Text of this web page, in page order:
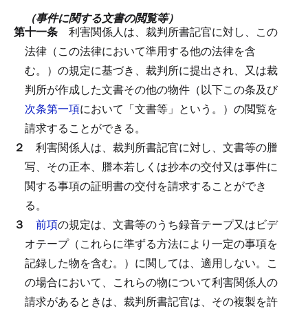
（事件に関する文書の閲覧等）
第十一条 利害関係人は、裁判所書記官に対し、この
法律（この法律において準用する他の法律を含
む。）の規定に基づき、裁判所に提出され、又は裁
判所が作成した文書その他の物件（以下この条及び
次条第一項において「文書等」という。）の閲覧を
請求することができる。
２ 利害関係人は、裁判所書記官に対し、文書等の謄
写、その正本、謄本若しくは抄本の交付又は事件に
関する事項の証明書の交付を請求することができ
る。
３ 前項の規定は、文書等のうち録音テープ又はビデ
オテープ（これらに準ずる方法により一定の事項を
記録した物を含む。）に関しては、適用しない。 こ
の場合において、これらの物について利害関係人の
請求があるときは、裁判所書記官は、その複製を許